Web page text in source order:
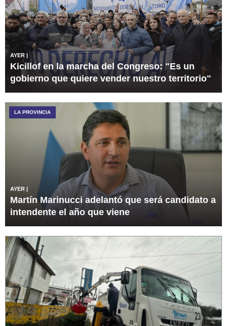
AYER |
Kicillof en la marcha del Congreso: "Es un
gobierno que quiere vender nuestro territorio"
LA PROVINCIA
AYER |
Martín Marinucci adelantó que será candidato a
intendente el año que viene